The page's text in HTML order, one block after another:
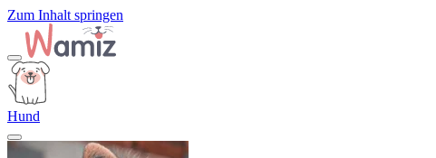
Zum Inhalt springen
Hund